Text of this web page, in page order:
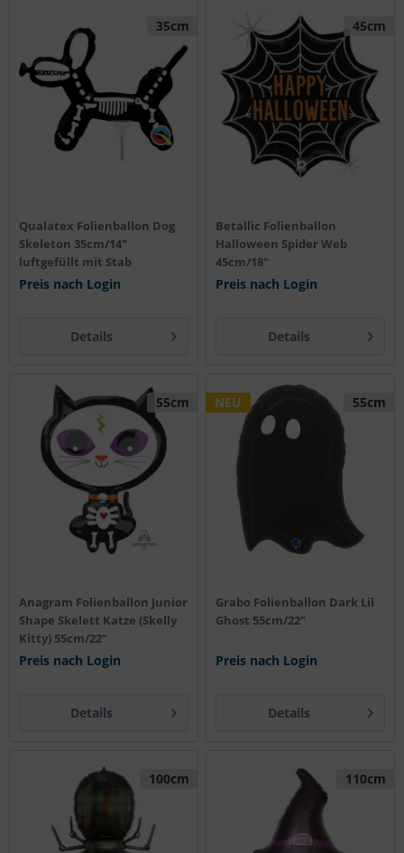
35cm
Qualatex Folienballon Dog
Skeleton 35cm/14"
luftgefüllt mit Stab
Preis nach Login
Details
45cm
Betallic Folienballon
Halloween Spider Web
45cm/18"
Preis nach Login
Details
55cm
Anagram Folienballon Junior
Shape Skelett Katze (Skelly
Kitty) 55cm/22"
Preis nach Login
Details
NEU 55cm
Grabo Folienballon Dark Lil
Ghost 55cm/22"
Preis nach Login
Details
100cm 110cm